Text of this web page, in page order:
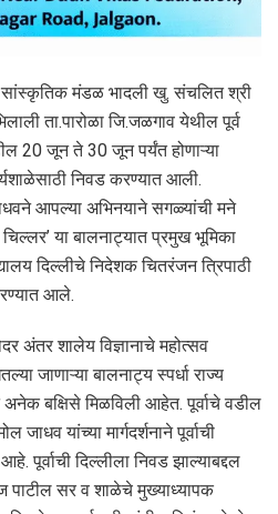
सांस्कृतिक मंडळ भादली खु. संचलित श्री
ता.पारोळा जि.जळगाव येथील पूर्व
20 जून ते 30 जून पर्यंत होणाऱ्या
निवड करण्यात आली.
आपल्या अभिनयाने सगळ्यांची मने
या बालनाट्यात प्रमुख भूमिका
दिल्लीचे निदेशक चितरंजन त्रिपाठी
आले.
अंतर शालेय विज्ञानाचे महोत्सव
जाणाऱ्या बालनाट्य स्पर्धा राज्य
अनेक बक्षिसे मिळविली आहेत. पूर्वाचे वडील
जाधव यांच्या मार्गदर्शनाने पूर्वाची
पूर्वाची दिल्लीला निवड झाल्याबद्दल
पाटील सर व शाळेचे मुख्याध्यापक